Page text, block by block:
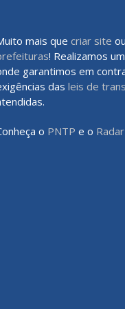
mais que criar site ou
! Realizamos
garantimos em
das leis de
o PNTP e o